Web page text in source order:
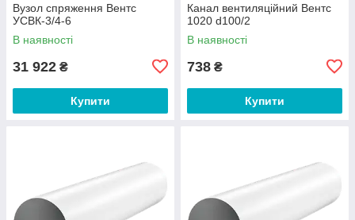
Вузол спряження Вентс
УСВК-3/4-6
В наявності
31 922 ₴
Купити
Канал вентиляційний Вентс
1020 d100/2
В наявності
738 ₴
Купити